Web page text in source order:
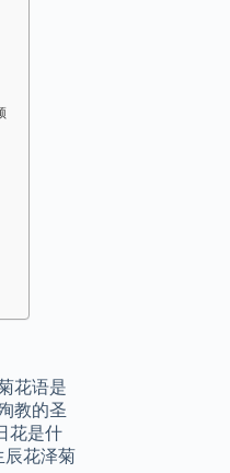
花语是
教的圣
花是什
辰花泽菊